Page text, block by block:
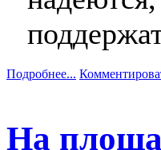
Подробнее...
На